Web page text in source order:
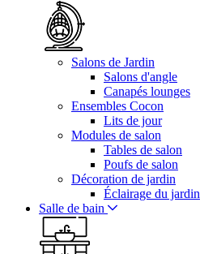
Salons de Jardin
Salons d'angle
Canapés lounges
Ensembles Cocon
Lits de jour
Modules de salon
Tables de salon
Poufs de salon
Décoration de jardin
Éclairage du jardin
Salle de bain